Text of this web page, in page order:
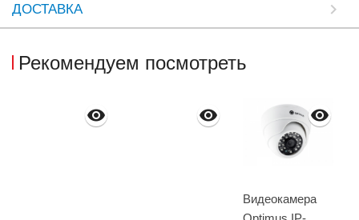
ДОСТАВКА
Рекомендуем посмотреть
Видеокамера